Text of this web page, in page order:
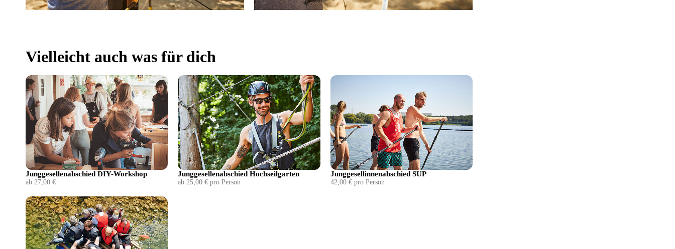
Vielleicht auch was für dich
Junggesellenabschied DIY-Workshop
ab 27,00 €
Junggesellenabschied Hochseilgarten
ab 25,00 € pro Person
Junggesellinnenabschied SUP
42,00 € pro Person